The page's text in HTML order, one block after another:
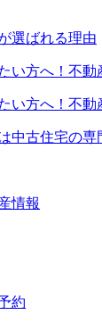
選ばれる理由
い方へ！不動
い方へ！不動
中古住宅の専
情報
約